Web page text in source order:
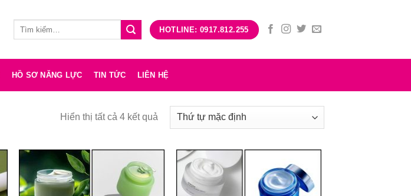
HOTLINE: 0917.812.255
HỒ SƠ NĂNG LỰC TIN TỨC LIÊN HỆ
Hiển thị tất cả 4 kết quả